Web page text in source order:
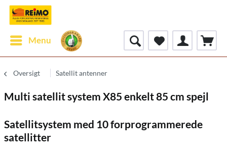
Menu
Oversigt Satellit antenner
Multi satellit system X85 enkelt 85 cm spejl
Satellitsystem med 10 forprogrammerede
satellitter